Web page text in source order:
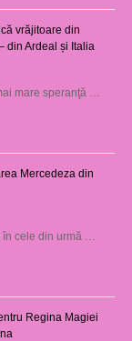
vrăjitoare din
din Ardeal și Italia
mare speranţă …
Mercedeza din
cele din urmă …
Regina Magiei